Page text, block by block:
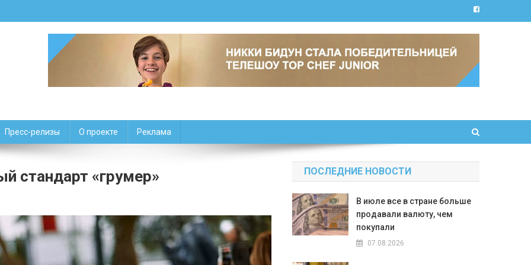
Пресс-релизы О проекте Реклама
стандарт «грумер» ПОСЛЕДНИЕ НОВОСТИ
В июле все в стране больше
продавали валюту, чем
покупали
07.08.2026